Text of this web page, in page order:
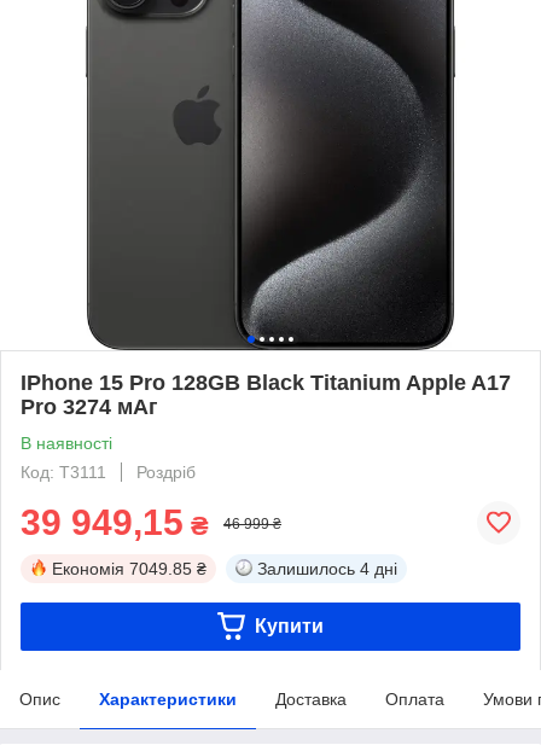
IPhone 15 Pro 128GB Black Titanium Apple A17
Pro 3274 мАг
В наявності
Код: T3111
Роздріб
39 949,15 ₴ 46 999 ₴
Економія 7049.85 ₴ Залишилось 4 дні
Купити
Опис Характеристики Доставка Оплата Умови